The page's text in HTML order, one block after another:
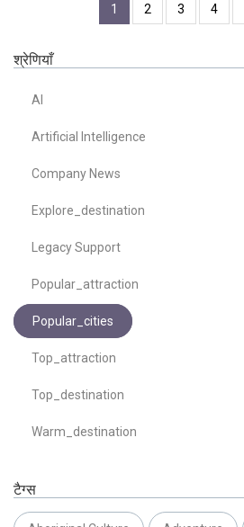
1 2 3 4
श्रेणियाँ
AI
Artificial Intelligence
Company News
Explore_destination
Legacy Support
Popular_attraction
Popular_cities
Top_attraction
Top_destination
Warm_destination
टैग्स